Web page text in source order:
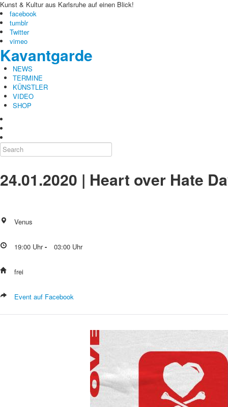
Kunst & Kultur aus Karlsruhe auf einen Blick!
facebook
tumblr
Twitter
vimeo
Kavantgarde
NEWS
TERMINE
KÜNSTLER
VIDEO
SHOP
24.01.2020 | Heart over Hate
Venus
19:00 Uhr - 03:00 Uhr
frei
Event auf Facebook